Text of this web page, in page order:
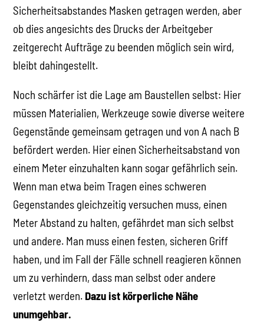
Sicherheitsabstandes Masken getragen werden, aber
ob dies angesichts des Drucks der Arbeitgeber
zeitgerecht Aufträge zu beenden möglich sein wird,
bleibt dahingestellt.
Noch schärfer ist die Lage am Baustellen selbst: Hier
müssen Materialien, Werkzeuge sowie diverse weitere
Gegenstände gemeinsam getragen und von A nach B
befördert werden. Hier einen Sicherheitsabstand von
einem Meter einzuhalten kann sogar gefährlich sein.
Wenn man etwa beim Tragen eines schweren
Gegenstandes gleichzeitig versuchen muss, einen
Meter Abstand zu halten, gefährdet man sich selbst
und andere. Man muss einen festen, sicheren Griff
haben, und im Fall der Fälle schnell reagieren können
um zu verhindern, dass man selbst oder andere
verletzt werden. Dazu ist körperliche Nähe
unumgehbar.